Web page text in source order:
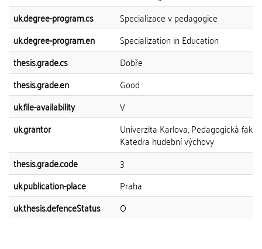
uk.degree-program.cs
Specializace v pedagogice
uk.degree-program.en
Specialization in Education
thesis.grade.cs
Dobře
thesis.grade.en
Good
uk.file-availability
V
uk.grantor
Univerzita Karlova, Pedagogická
Katedra hudební výchovy
thesis.grade.code
3
uk.publication-place
Praha
uk.thesis.defenceStatus
O